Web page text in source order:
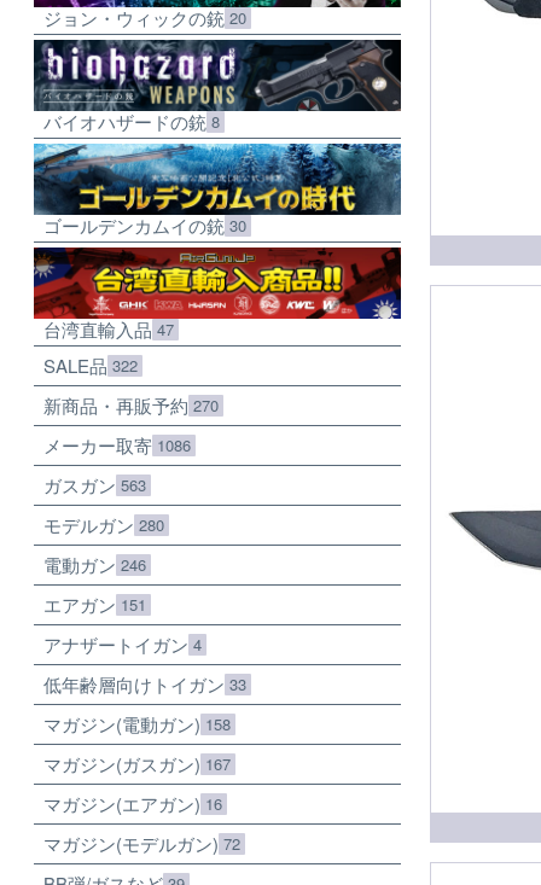
ジョン・ウィックの銃 20
バイオハザードの銃 8
ゴールデンカムイの銃 30
台湾直輸入品 47
SALE品 322
新商品・再販予約 270
メーカー取寄 1086
ガスガン 563
モデルガン 280
電動ガン 246
エアガン 151
アナザートイガン 4
低年齢層向けトイガン 33
マガジン(電動ガン) 158
マガジン(ガスガン) 167
マガジン(エアガン) 16
マガジン(モデルガン) 72